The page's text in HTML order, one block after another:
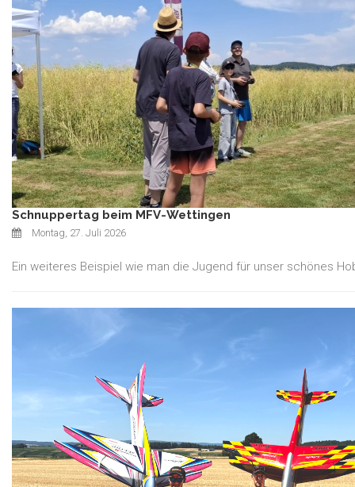
Schnuppertag beim MFV-Wettingen
Montag, 27. Juli 2026
Ein weiteres Beispiel wie man die Jugend für unser schönes